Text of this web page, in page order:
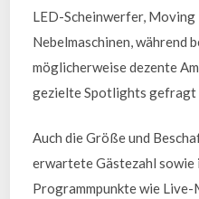
LED-Scheinwerfer,
Nebelmaschinen, während
möglicherweise dezente
gezielte Spotlights gefragt
Auch die Größe und
erwartete Gästezahl sowie
Programmpunkte wie Live-